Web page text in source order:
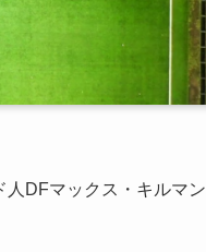
人DFマックス・キルマン